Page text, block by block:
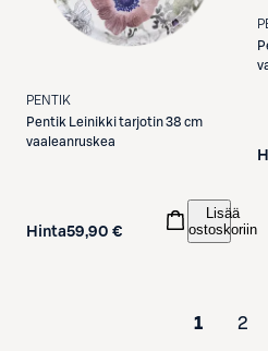
PENTIK
Pentik Leinikki tarjotin 38 cm
vaaleanruskea
Hinta59,90 €
Lisää
ostoskoriin
1 2